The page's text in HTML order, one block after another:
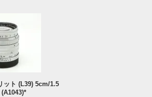
ット (L39) 5cm/1.5
(A1043)*